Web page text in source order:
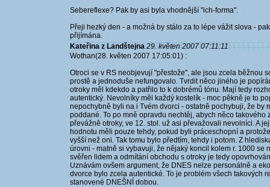
Sebereflexe? Pak by asi byla vhodnější "ich-forma".
Přeji hezký den - a možná by stálo za to lépe vážit slova -
přijímána.
Kateřina z Landštejna 29. květen 2007 07:11:11
Wothan(28. květen 2007 17:05:01) :
Otroci se v RS neobjevují "přestože", ale jsou zcela běžnou
prostě a jednoduše nefungovalo. Tvrdit něco jiného je
otroky měl kdekdo a patřilo to k dobrémů tónu. Mají tedy
autentický. Nevolníky měl každý kostelík - moc pěkně je to
nepochybně byli na i Tvém dvorci - ostatně pochybuji, že by
poddané. To po mně opravdu nechtěj, abych něco
převážně otroky, ve 12. stol. už asi převažovali nevolníci. A
hodnotu měli pouze tehdy, pokud byli práceschopní a
vyšší než oni. Tak tomu bylo předtím, tehdy i potom. Z
úrovni - matně si vybavuji, že nějaký koncil kolem r. 1000 se
svěřen lidem a odmítání obchodu s otroky je tedy
Uznávám ovšem argument, že DNES nelze personálně a
dvorce bylo zcela autentické. To je problém všech takových
stanovené DNEŠNÍ dobou.